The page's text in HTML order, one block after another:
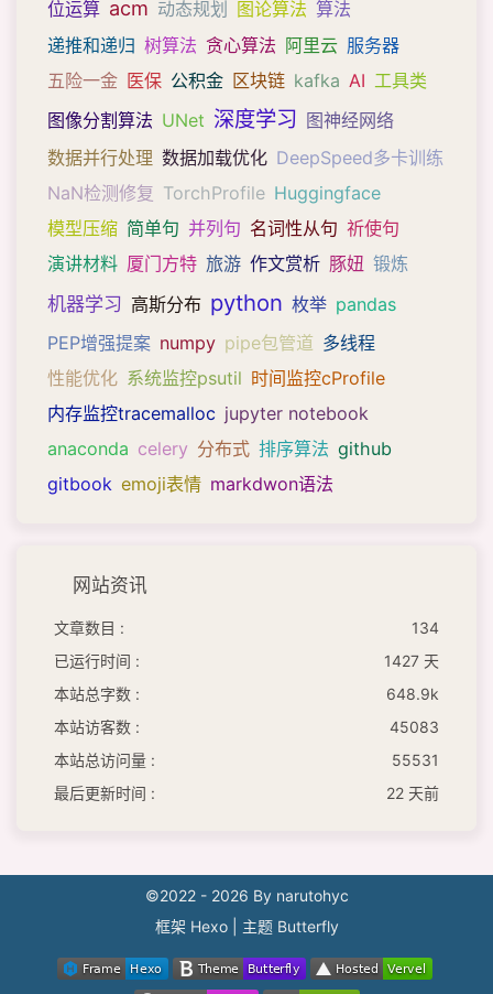
位运算 acm 动态规划 图论算法 算法
递推和递归 树算法 贪心算法 阿里云 服务器
五险一金 医保 公积金 区块链 kafka AI 工具类
图像分割算法 UNet 深度学习 图神经网络
数据并行处理 数据加载优化 DeepSpeed多卡训练
NaN检测修复 TorchProfile Huggingface
模型压缩 简单句 并列句 名词性从句 祈使句
演讲材料 厦门方特 旅游 作文赏析 豚妞 锻炼
机器学习 高斯分布 python 枚举 pandas
PEP增强提案 numpy pipe包管道 多线程
性能优化 系统监控psutil 时间监控cProfile
内存监控tracemalloc jupyter notebook
anaconda celery 分布式 排序算法 github
gitbook emoji表情 markdwon语法
网站资讯
文章数目 :
134
已运行时间 :
1427 天
本站总字数 :
648.9k
本站访客数 :
45083
本站总访问量 :
55531
最后更新时间 :
22 天前
©2022 - 2026 By narutohyc
框架 Hexo 主题 Butterfly